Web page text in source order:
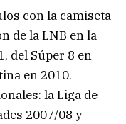
con la camiseta
de la LNB en la
del Súper 8 en
en 2010.
la Liga de
2007/08 y